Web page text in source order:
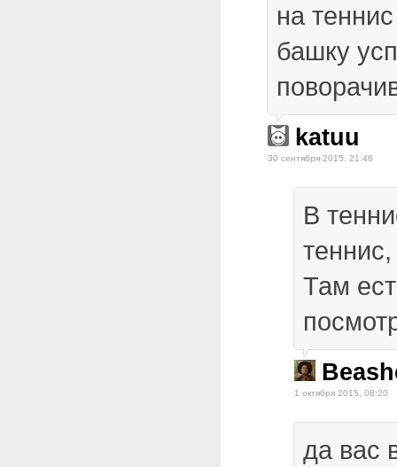
на
башку
katuu
30 сентября 2015, 21:46
В
Там
1 октября 2015, 08:20
да вас